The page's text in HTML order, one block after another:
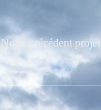
Notre précédent projet